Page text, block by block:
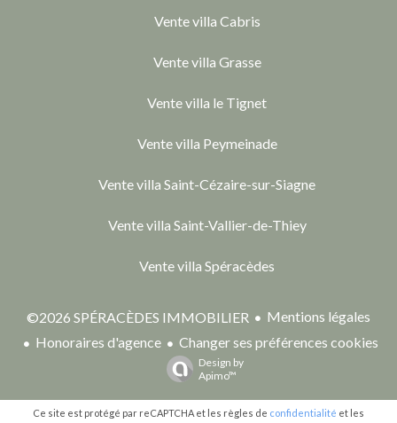
Vente villa Cabris
Vente villa Grasse
Vente villa le Tignet
Vente villa Peymeinade
Vente villa Saint-Cézaire-sur-Siagne
Vente villa Saint-Vallier-de-Thiey
Vente villa Spéracèdes
©2026 SPÉRACÈDES IMMOBILIER
Mentions légales
Honoraires d'agence
Changer ses préférences cookies
Design by
Apimo™
Ce site est protégé par reCAPTCHA et les règles de confidentialité et les